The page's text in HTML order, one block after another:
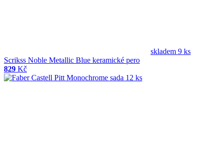
skladem 9 ks
Scrikss Noble Metallic Blue keramické pero
829 Kč